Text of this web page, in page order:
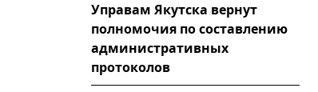
Управам Якутска вернут
полномочия по составлению
административных
протоколов